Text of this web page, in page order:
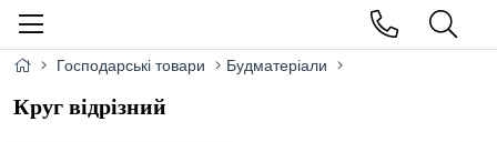
Господарські товари Будматеріали
Круг відрізний